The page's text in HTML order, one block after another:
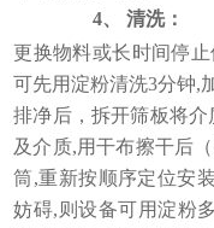
4、
清洗：
更换物料或长时间停
可先用淀粉清洗3分钟,
排净后，拆开筛板将
及介质,用干布擦干后
筒,重新按顺序定位安
妨碍,则设备可用淀粉